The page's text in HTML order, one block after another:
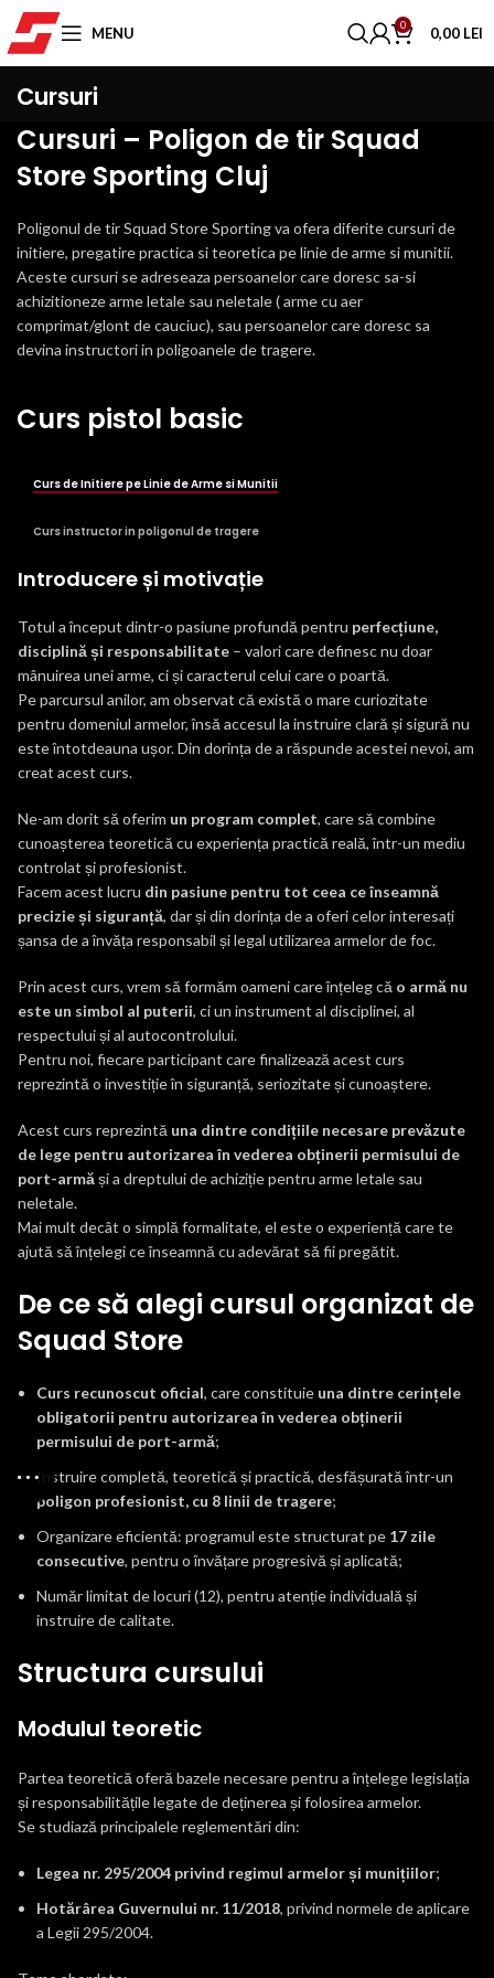
MENU 0 0,00 LEI
Cursuri
Cursuri – Poligon de tir Squad
Store Sporting Cluj
Poligonul de tir Squad Store Sporting va ofera diferite cursuri de
initiere, pregatire practica si teoretica pe linie de arme si munitii.
Aceste cursuri se adreseaza persoanelor care doresc sa-si
achizitioneze arme letale sau neletale ( arme cu aer
comprimat/glont de cauciuc), sau persoanelor care doresc sa
devina instructori in poligoanele de tragere.
Curs pistol basic
Curs de Initiere pe Linie de Arme si Munitii
Curs instructor in poligonul de tragere
Introducere și motivație
Totul a început dintr-o pasiune profundă pentru perfecțiune,
disciplină și responsabilitate – valori care definesc nu doar
mânuirea unei arme, ci și caracterul celui care o poartă.
Pe parcursul anilor, am observat că există o mare curiozitate
pentru domeniul armelor, însă accesul la instruire clară și sigură nu
este întotdeauna ușor. Din dorința de a răspunde acestei nevoi, am
creat acest curs.
Ne-am dorit să oferim un program complet, care să combine
cunoașterea teoretică cu experiența practică reală, într-un mediu
controlat și profesionist.
Facem acest lucru din pasiune pentru tot ceea ce înseamnă
precizie și siguranță, dar și din dorința de a oferi celor interesați
șansa de a învăța responsabil și legal utilizarea armelor de foc.
Prin acest curs, vrem să formăm oameni care înțeleg că o armă nu
este un simbol al puterii, ci un instrument al disciplinei, al
respectului și al autocontrolului.
Pentru noi, fiecare participant care finalizează acest curs
reprezintă o investiție în siguranță, seriozitate și cunoaștere.
Acest curs reprezintă una dintre condițiile necesare prevăzute
de lege pentru autorizarea în vederea obținerii permisului de
port-armăși a dreptului de achiziție pentru arme letale sau
neletale.
Mai mult decât o simplă formalitate, el este o experiență care te
ajută să înțelegi ce înseamnă cu adevărat să fii pregătit.
De ce să alegi cursul organizat de
Squad Store
Curs recunoscut oficial, care constituie una dintre cerințele
obligatorii pentru autorizarea în vederea obținerii
permisului de port-armă;
Instruire completă, teoretică și practică, desfășurată într-un
poligon profesionist, cu 8 linii de tragere;
Organizare eficientă: programul este structurat pe 17 zile
consecutive, pentru o învățare progresivă și aplicată;
Număr limitat de locuri (12), pentru atenție individuală și
instruire de calitate.
Structura cursului
Modulul teoretic
Partea teoretică oferă bazele necesare pentru a înțelege legislația
și responsabilitățile legate de deținerea și folosirea armelor.
Se studiază principalele reglementări din:
Legea nr. 295/2004 privind regimul armelor și munițiilor;
Hotărârea Guvernului nr. 11/2018, privind normele de aplicare
a Legii 295/2004.